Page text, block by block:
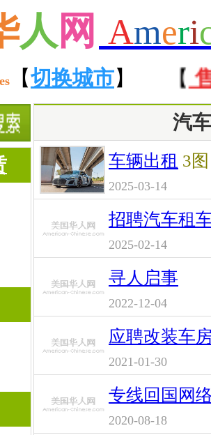
人 网 Ameri
【切换城市】
】 【租房】 【 售房
汽
车辆出租 3图
2025-03-14
招聘汽车租
2025-02-14
寻人启事
2022-12-04
应聘改装车
2021-01-30
专线回国网
2020-08-18